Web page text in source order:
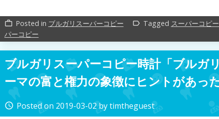
work_outline Posted in ブルガリスーパーコピー label_outline Tagged スーパーコピ
パーコピー
ブルガリスーパーコピー時計「ブルガ
ーマの富と権力の象徴にヒントがあっ
access_time Posted on 2019-03-02bytimtheguest